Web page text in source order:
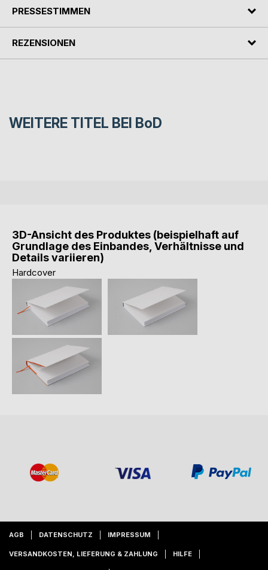
PRESSESTIMMEN
REZENSIONEN
WEITERE TITEL BEI BoD
3D-Ansicht des Produktes (beispielhaft auf
Grundlage des Einbandes, Verhältnisse und
Details variieren)
Hardcover
AGB DATENSCHUTZ IMPRESSUM
VERSANDKOSTEN, LIEFERUNG & ZAHLUNG HILFE